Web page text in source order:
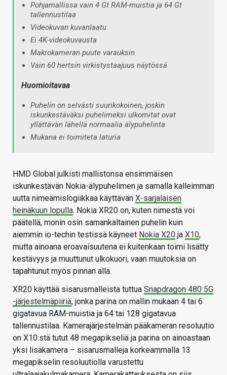
Pohjamallissa vain 4 Gt RAM-muistia ja 64 Gt
tallennustilaa
Videokuvan kuvanlaatu
Ei 4K-videokuvausta
Makrokameran puute varauksin
Vain 60 hertsin virkistystaajuus näytössä
Huomioitavaa
Puhelin on selvästi suurikokoinen, joskin
iskunkestäväksi puhelimeksi ulkomitat ovat
yllättävän lähellä normaalia älypuhelinta
Mukana ei toimiteta laturia
HMD Global julkisti mallistonsa ensimmäisen
iskunkestävän Nokia-älypuhelimen ja samalla kalleimman
uutta nimeämislogiikkaa käyttävän X-sarjalaisen
heinäkuun lopulla. Nokia XR20 on, kuten nimestä voi
päätellä, monin osin samankaltainen puhelin kuin
aiemmin io-techin testissä käyneet Nokia X20 ja X10,
mutta ainoana eroavaisuutena ei kuitenkaan toimi lisätty
kestävyys ja muuttunut ulkokuori, vaan muutoksia on
tapahtunut myös pinnan alla.
XR20 käyttää sisarusmalleista tuttua Snapdragon 480 5G
-järjestelmäpiiriä, jonka parina on mallin mukaan 4 tai 6
gigatavua RAM-muistia ja 64 tai 128 gigatavua
tallennustilaa. Kamerajärjestelmän pääkameran resoluutio
on X10:stä tutut 48 megapikseliä ja parina on ainoastaan
yksi lisäkamera – sisarusmalleja korkeammalla 13
megapikselin resoluutiolla varustettu